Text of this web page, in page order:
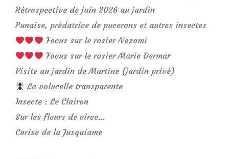
Rétrospective de juin 2026 au jardin
Punaise, prédatrice de pucerons et autres insectes
Focus sur le rosier Nozomi
Focus sur le rosier Marie Dermar
Visite au jardin de Martine (jardin privé)
La volucelle transparente
Insecte : Le Clairon
Sur les fleurs de circe…
Corise de la Jusquiame